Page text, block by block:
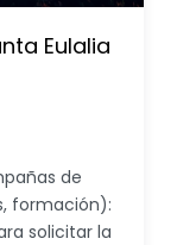
Eulalia
de
formación):
solicitar la